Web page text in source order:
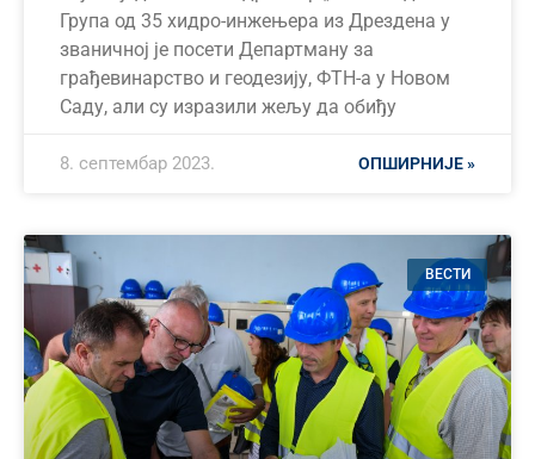
Група од 35 хидро-инжењера из Дрездена у
званичној је посети Департману за
грађевинарство и геодезију, ФТН-а у Новом
Саду, али су изразили жељу да обиђу
ОПШИРНИЈЕ »
8. септембар 2023.
ВЕСТИ